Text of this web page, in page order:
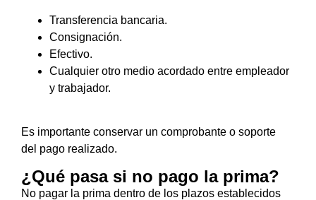
Transferencia bancaria.
Consignación.
Efectivo.
Cualquier otro medio acordado entre empleador
y trabajador.
Es importante conservar un comprobante o soporte
del pago realizado.
¿Qué pasa si no pago la prima?
No pagar la prima dentro de los plazos establecidos